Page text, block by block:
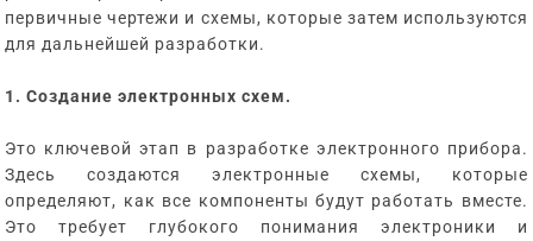
первичные чертежи и схемы, которые затем используются
для дальнейшей разработки.
1. Создание электронных схем.
Это ключевой этап в разработке электронного прибора.
Здесь создаются электронные схемы, которые
определяют, как все компоненты будут работать вместе.
Это требует глубокого понимания электроники и